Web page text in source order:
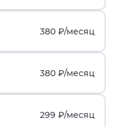
380 ₽/месяц
380 ₽/месяц
299 ₽/месяц